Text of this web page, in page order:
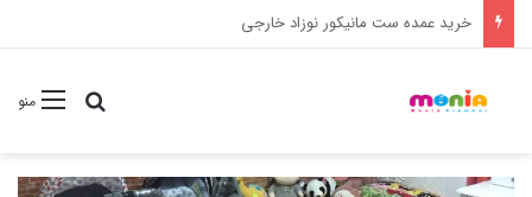
خرید شامپو سر و بدن 500 میل کودک موستلا
منوجستجو